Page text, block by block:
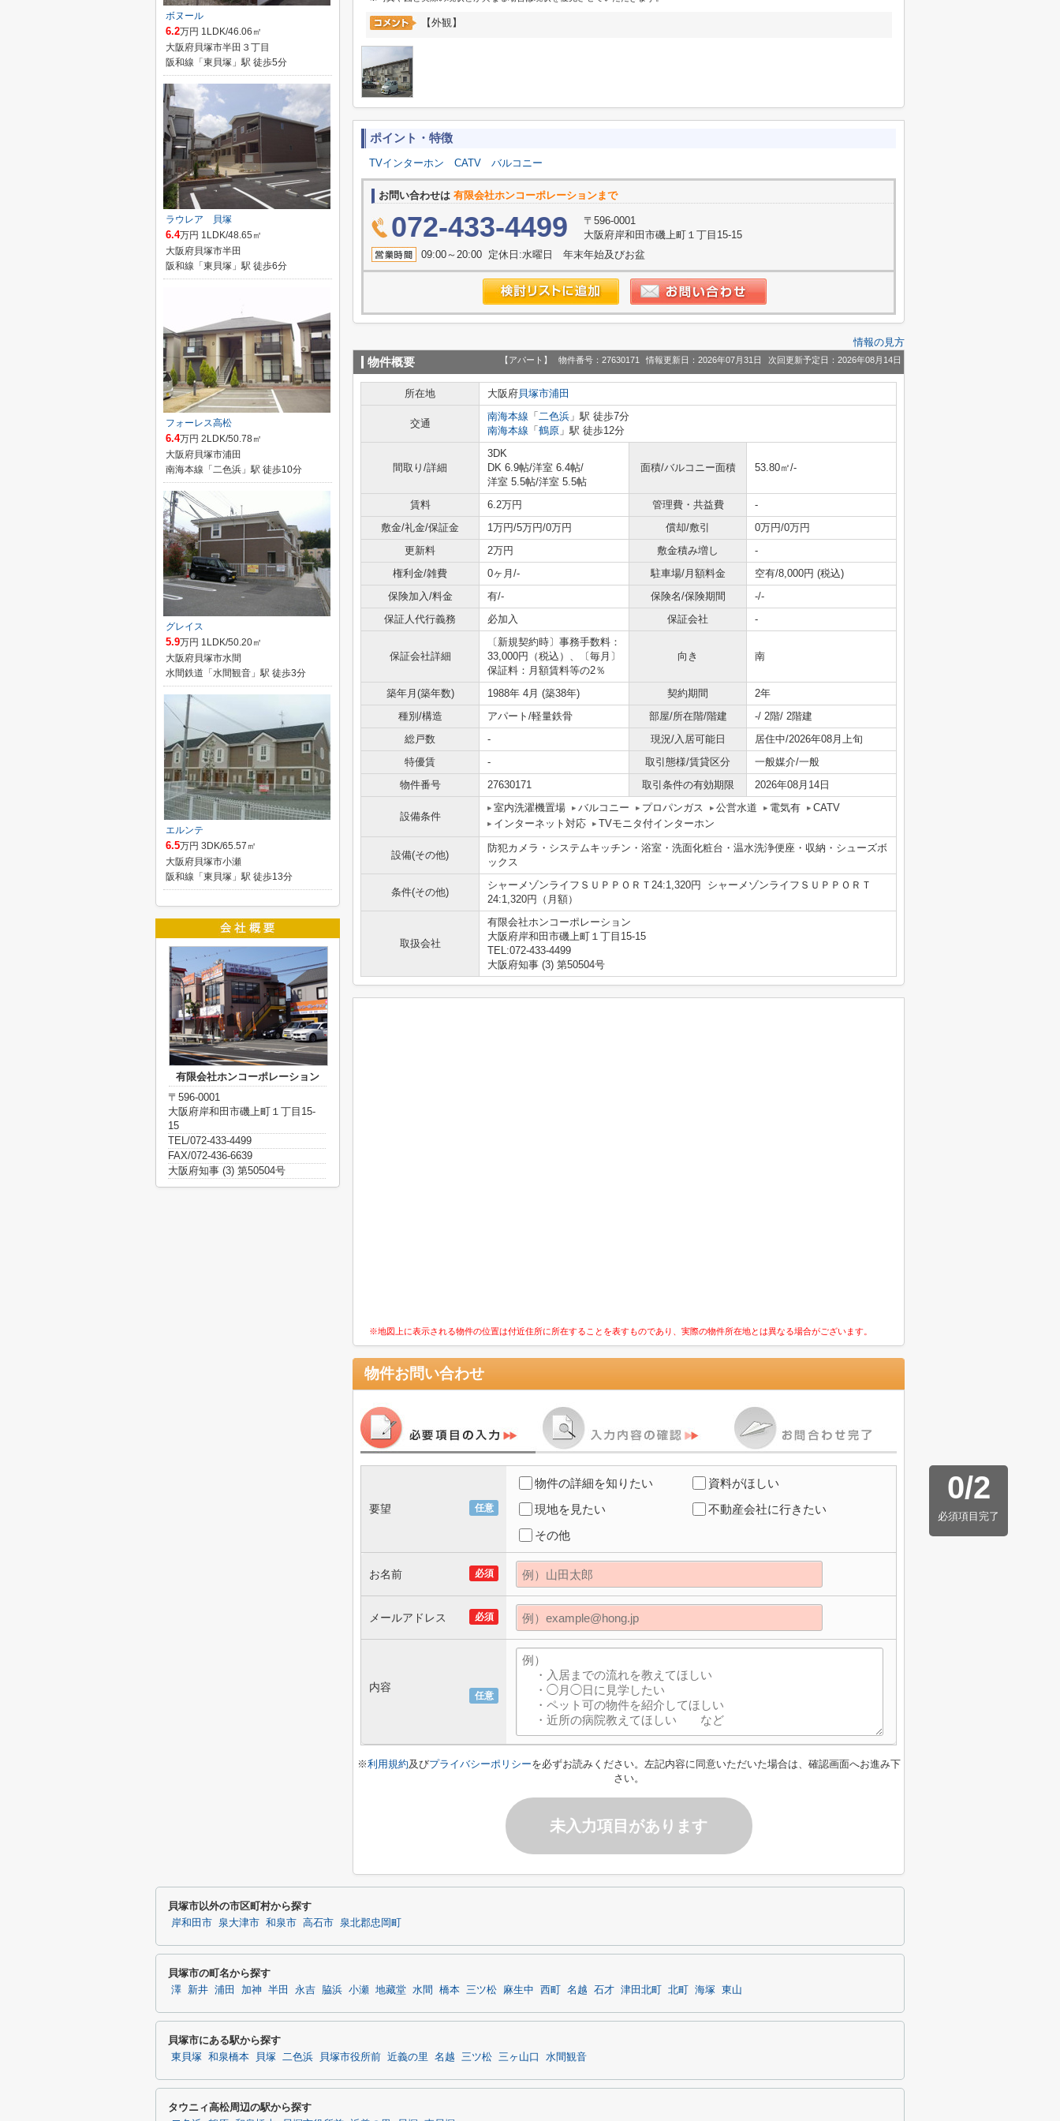
【外観】
ポイント・特徴
TVインターホン CATV バルコニー
お問い合わせは 有限会社ホンコーポレーションまで
072-433-4499
〒596-0001
大阪府岸和田市磯上町１丁目15-15
09:00～20:00 定休日:水曜日 年末年始及びお盆
情報の見方
物件概要 【アパート】 物件番号：27630171 情報更新日：2026年07月31日 次回更新予定日：2026年08月14日
所在地 大阪府貝塚市浦田
交通
南海本線 「 二色浜 」駅 徒歩7分
南海本線 「 鶴原 」駅 徒歩12分
間取り/詳細
3DK
DK 6.9帖/洋室 6.4帖/
洋室 5.5帖/洋室 5.5帖
面積/バルコニー面積 53.80㎡/-
賃料 6.2万円 管理費・共益費
-
敷金/礼金/保証金
1万円/5万円/0万円 償却/敷引
0万円/0万円
更新料
2万円 敷金積み増し
-
権利金/雑費
0ヶ月/- 駐車場/月額料金
空有/8,000円 (税込)
保険加入/料金
有/- 保険名/保険期間
-/-
保証人代行義務
必加入 保証会社 -
保証会社詳細
〔新規契約時〕事務手数料：
33,000円（税込）、〔毎月〕
保証料：月額賃料等の2％
向き 南
築年月(築年数) 1988年 4月 (築38年) 契約期間
2年
種別/構造
アパート/軽量鉄骨 部屋/所在階/階建
-/ 2階/ 2階建
総戸数
- 現況/入居可能日
居住中/2026年08月上旬
特優賃
- 取引態様/賃貸区分
一般媒介/一般
物件番号
27630171 取引条件の有効期限 2026年08月14日
設備条件
室内洗濯機置場 バルコニー プロパンガス 公営水道 電気有
CATV
インターネット対応
TVモニタ付インターホン
設備(その他)
防犯カメラ・システムキッチン・浴室・洗面化粧台・温水洗浄便座・収納・シューズボ
ックス
条件(その他)
シャーメゾンライフＳＵＰＰＯＲＴ24:1,320円 シャーメゾンライフＳＵＰＰＯＲＴ
24:1,320円（月額）
取扱会社
有限会社ホンコーポレーション
大阪府岸和田市磯上町１丁目15-15
TEL:072-433-4499
大阪府知事 (3) 第50504号
※地図上に表示される物件の位置は付近住所に所在することを表すものであり、実際の物件所在地とは異なる場合がございます。
物件お問い合わせ
0/2
必須項目完了
任意
要望
物件の詳細を知りたい
資料がほしい
現地を見たい
不動産会社に行きたい
その他
必須
お名前
必須
メールアドレス
任意
内容
※利用規約及びプライバシーポリシーを必ずお読みください。左記内容に同意いただいた場合は、確認画面へお進み下
さい。
未入力項目があります
ボヌール
6.2万円 1LDK/46.06㎡
大阪府貝塚市半田３丁目
阪和線「東貝塚」駅 徒歩5分
ラウレア 貝塚
6.4万円 1LDK/48.65㎡
大阪府貝塚市半田
阪和線「東貝塚」駅 徒歩6分
フォーレス高松
6.4万円 2LDK/50.78㎡
大阪府貝塚市浦田
南海本線「二色浜」駅 徒歩10分
グレイス
5.9万円 1LDK/50.20㎡
大阪府貝塚市水間
水間鉄道「水間観音」駅 徒歩3分
エルンテ
6.5万円 3DK/65.57㎡
大阪府貝塚市小瀬
阪和線「東貝塚」駅 徒歩13分
有限会社ホンコーポレーション
〒596-0001
大阪府岸和田市磯上町１丁目15-
15
TEL/072-433-4499
FAX/072-436-6639
大阪府知事 (3) 第50504号
貝塚市以外の市区町村から探す
岸和田市 泉大津市 和泉市 高石市 泉北郡忠岡町
貝塚市の町名から探す
澤 新井 浦田 加神 半田 永吉 脇浜 小瀬 地藏堂 水間 橋本 三ツ松 麻生中 西町 名越 石才 津田北町 北町 海塚 東山
貝塚市にある駅から探す
東貝塚 和泉橋本 貝塚 二色浜 貝塚市役所前 近義の里 名越 三ツ松 三ヶ山口 水間観音
タウニィ高松周辺の駅から探す